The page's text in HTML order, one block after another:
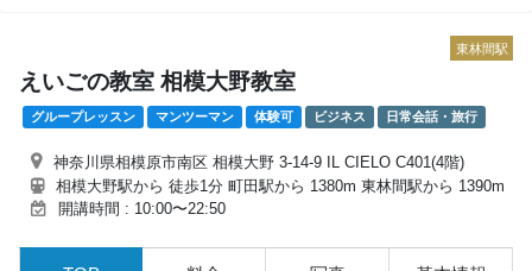
東林間駅
えいごの教室 相模大野教室
グループレッスン マンツーマン 体験可 ビジネス 日常会話・旅行
神奈川県相模原市南区 相模大野 3-14-9 IL CIELO C401(4階)
相模大野駅から 徒歩1分 町田駅から 1380m 東林間駅から 1390m
開講時間 : 10:00〜22:50